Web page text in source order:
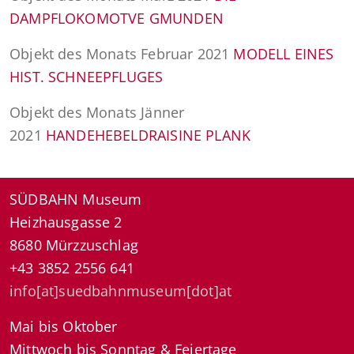
DAMPFLOKOMOTVE GMUNDEN
Objekt des Monats Februar 2021 MODELL EINES
HIST. SCHNEEPFLUGES
Objekt des Monats Jänner
2021 HANDEHEBELDRAISINE PLANK
SÜDBAHN Museum
Heizhausgasse 2
8680 Mürzzuschlag
+43 3852 2556 641
info[at]suedbahnmuseum[dot]at
Mai bis Oktober
Mittwoch bis Sonntag & Feiertage